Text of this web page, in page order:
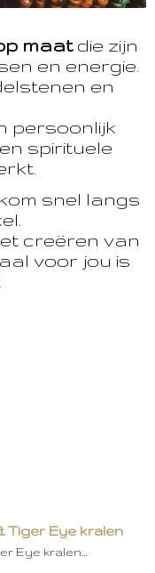
maatdie zijn
en energie.
en
persoonlijk
spirituele
snel langs
creëren van
voor jou is
Tiger Eye kralen
Eye kralen…